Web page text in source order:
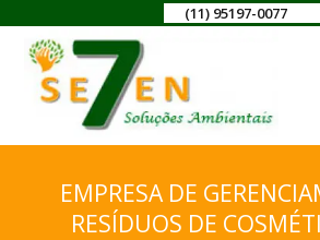
(11) 95197-0077
EMPRESA DE
RESÍDUOS DE